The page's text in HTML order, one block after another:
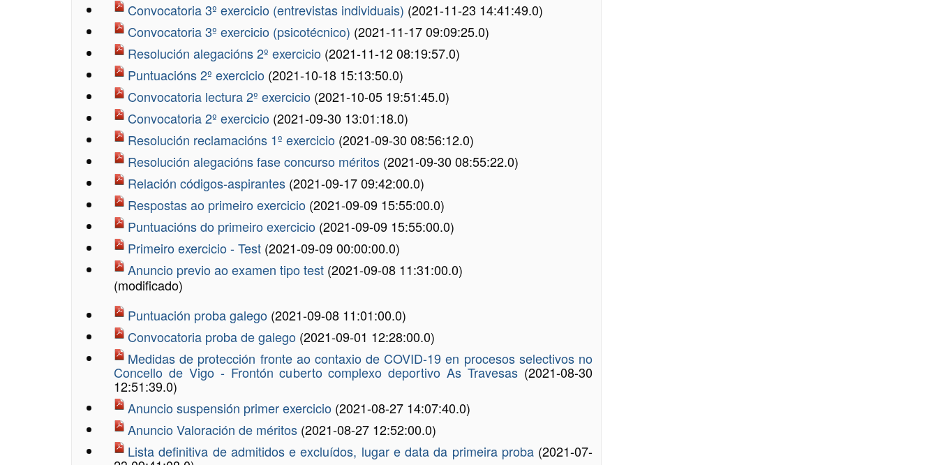
Convocatoria 3º exercicio (entrevistas individuais) (2021-11-23 14:41:49.0)
Convocatoria 3º exercicio (psicotécnico) (2021-11-17 09:09:25.0)
Resolución alegacións 2º exercicio (2021-11-12 08:19:57.0)
Puntuacións 2º exercicio (2021-10-18 15:13:50.0)
Convocatoria lectura 2º exercicio (2021-10-05 19:51:45.0)
Convocatoria 2º exercicio (2021-09-30 13:01:18.0)
Resolución reclamacións 1º exercicio (2021-09-30 08:56:12.0)
Resolución alegacións fase concurso méritos (2021-09-30 08:55:22.0)
Relación códigos-aspirantes (2021-09-17 09:42:00.0)
Respostas ao primeiro exercicio (2021-09-09 15:55:00.0)
Puntuacións do primeiro exercicio (2021-09-09 15:55:00.0)
Primeiro exercicio - Test (2021-09-09 00:00:00.0)
Anuncio previo ao examen tipo test (2021-09-08 11:31:00.0)
(modificado)
Puntuación proba galego (2021-09-08 11:01:00.0)
Convocatoria proba de galego (2021-09-01 12:28:00.0)
Medidas de protección fronte ao contaxio de COVID-19 en procesos selectivos no
Concello de Vigo - Frontón cuberto complexo deportivo As Travesas (2021-08-30
12:51:39.0)
Anuncio suspensión primer exercicio (2021-08-27 14:07:40.0)
Anuncio Valoración de méritos (2021-08-27 12:52:00.0)
Lista definitiva de admitidos e excluídos, lugar e data da primeira proba (2021-07-